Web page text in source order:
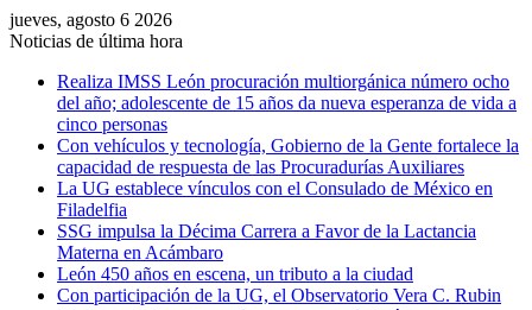
jueves, agosto 6 2026
Noticias de última hora
Realiza IMSS León procuración multiorgánica número ocho
del año; adolescente de 15 años da nueva esperanza de vida a
cinco personas
Con vehículos y tecnología, Gobierno de la Gente fortalece la
capacidad de respuesta de las Procuradurías Auxiliares
La UG establece vínculos con el Consulado de México en
Filadelfia
SSG impulsa la Décima Carrera a Favor de la Lactancia
Materna en Acámbaro
León 450 años en escena, un tributo a la ciudad
Con participación de la UG, el Observatorio Vera C. Rubin